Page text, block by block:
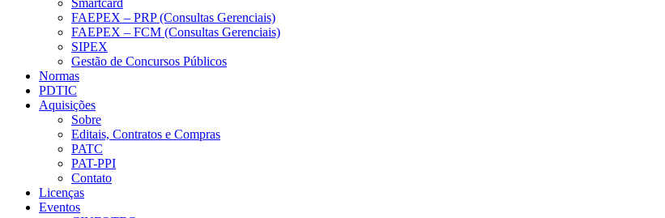
Smartcard
FAEPEX – PRP (Consultas Gerenciais)
FAEPEX – FCM (Consultas Gerenciais)
SIPEX
Gestão de Concursos Públicos
Normas
PDTIC
Aquisições
Sobre
Editais, Contratos e Compras
PATC
PAT-PPI
Contato
Licenças
Eventos